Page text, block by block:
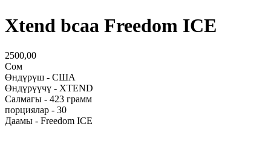
Xtend bcaa Freedom ICE
2500,00
Сом
Өндүрүш - США
Өндүрүүчү - XTEND
Салмагы - 423 грамм
порциялар - 30
Даамы - Freedom ICE